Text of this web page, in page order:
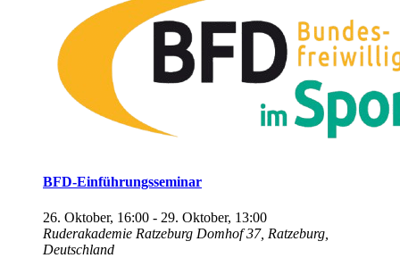
BFD-Einführungsseminar
26. Oktober, 16:00 - 29. Oktober, 13:00
Ruderakademie Ratzeburg Domhof 37, Ratzeburg,
Deutschland